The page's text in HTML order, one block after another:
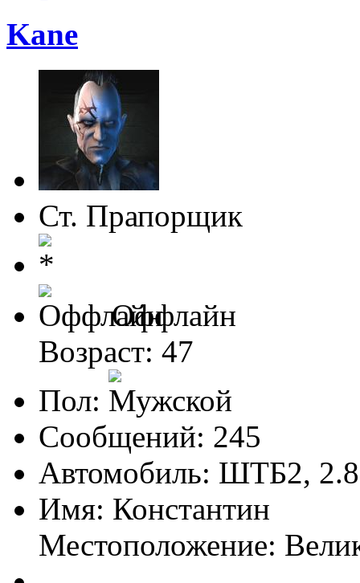
Kane
Ст. Прапорщик
Оффлайн
Возраст: 47
Пол:
Сообщений: 245
Автомобиль: ШТБ2,
Имя: Константин
Местоположение: